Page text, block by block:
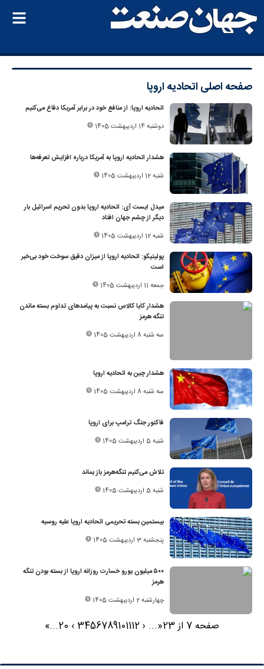
صفحه اصلیاتحادیه اروپا
اتحادیه اروپا: از منافع خود در برابر آمریکا دفاع می‌کنیم
دوشنبه 14 اردیبهشت 1405
هشدار اتحادیه اروپا به آمریکا درباره افزایش تعرفه‌ها
شنبه 12 اردیبهشت 1405
میدل‌ ایست‌ آی: اتحادیه اروپا بدون تحریم اسرائیل بار
دیگر از چشم جهان افتاد
شنبه 12 اردیبهشت 1405
پولیتیکو: اتحادیه اروپا از میزان دقیق سوخت خود بی‌خبر
است
جمعه 11 اردیبهشت 1405
هشدار کایا کالاس نسبت به پیامدهای تداوم بسته ماندن
تنگه هرمز
سه شنبه 8 اردیبهشت 1405
هشدار چین به اتحادیه اروپا
سه شنبه 8 اردیبهشت 1405
فاکتور جنگ ترامپ برای اروپا
شنبه 5 اردیبهشت 1405
تلاش می‌کنیم تنگه‌هرمز باز بماند
شنبه 5 اردیبهشت 1405
بیستمین بسته تحریمی اتحادیه اروپا علیه روسیه
پنجشنبه 3 اردیبهشت 1405
۵۰۰ میلیون یورو خسارت روزانه اروپا از بسته بودن تنگه
هرمز
چهارشنبه 2 اردیبهشت 1405
صفحه 7 از 23 «
...
‹
3456789101112
›
20
...
»